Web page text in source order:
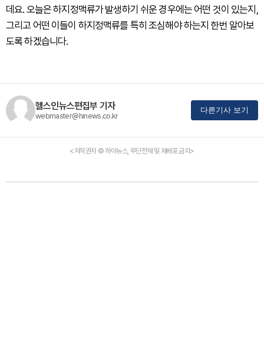
데요. 오늘은 하지정맥류가 발생하기 쉬운 경우에는 어떤 것이 있는지,
그리고 어떤 이들이 하지정맥류를 특히 조심해야 하는지 한번 알아보
도록 하겠습니다.
헬스인뉴스편집부 기자
webmaster@hinews.co.kr
다른기사 보기
<저작권자 © 하이뉴스, 무단전재 및 재배포 금지>